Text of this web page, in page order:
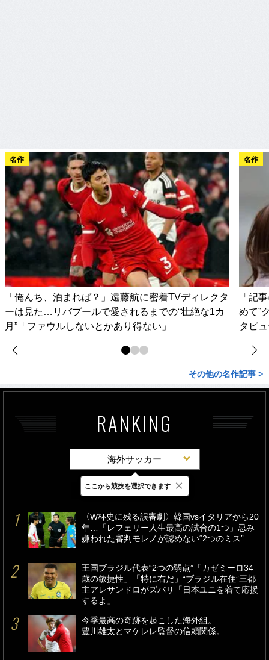
名作
「俺んち、泊まれば？」遠藤航に密着TVディレクタ
ーは見た…リバプールで愛されるまでの“壮絶な1カ
月”「ファウルしないとかあり得ない」
名作
「記
めて”
タビ
その他の名作記事 >
RANKING
海外サッカー
最新 24時間 週間
〈W杯史に残る誤審劇〉韓国vsイタリアから20
年…「レフェリー人生最高の試合の1つ」忌み
嫌われた審判モレノが認めない“2つのミス”
王国ブラジル代表“2つの弱点”「カゼミーロ34
歳の敏捷性」「特に右だ」“ブラジル在住”三都
主アレサンドロがズバリ「日本ユニを着て応援
するよ」
今季最高の奇跡を起こした海外組。
豊川雄太とマケレレ監督の信頼関係。
ここから競技を選択できます ×